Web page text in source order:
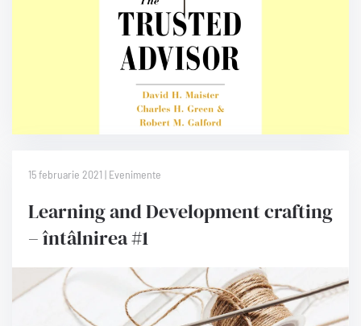
15 februarie 2021 | Evenimente
Learning and Development crafting
– întâlnirea #1